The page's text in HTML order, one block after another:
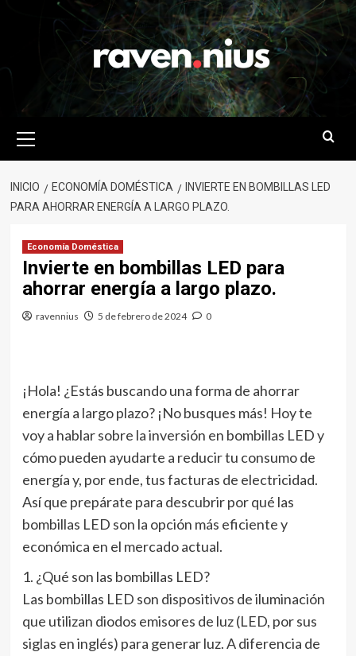
primario
INICIO ECONOMÍA DOMÉSTICA
INVIERTE EN BOMBILLAS LED
PARA AHORRAR ENERGÍA A LARGO PLAZO.
Economía Doméstica
Invierte en bombillas LED para
ahorrar energía a largo plazo.
ravennius 5 de febrero de 2024 0
¡Hola! ¿Estás buscando una forma de ahorrar
energía a largo plazo? ¡No busques más! Hoy te
voy a hablar sobre la inversión en bombillas LED y
cómo pueden ayudarte a reducir tu consumo de
energía y, por ende, tus facturas de electricidad.
Así que prepárate para descubrir por qué las
bombillas LED son la opción más eficiente y
económica en el mercado actual.
1. ¿Qué son las bombillas LED?
Las bombillas LED son dispositivos de iluminación
que utilizan diodos emisores de luz (LED, por sus
siglas en inglés) para generar luz. A diferencia de